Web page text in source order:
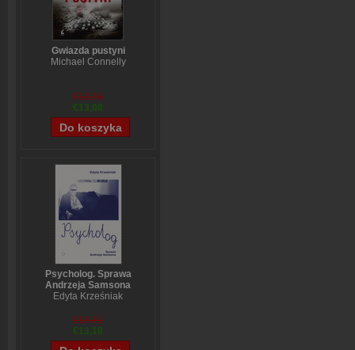
Gwiazda pustyni
Michael Connelly
€13,90
€13,08
Psycholog. Sprawa
Andrzeja Samsona
Edyta Krześniak
€16,41
€13,18